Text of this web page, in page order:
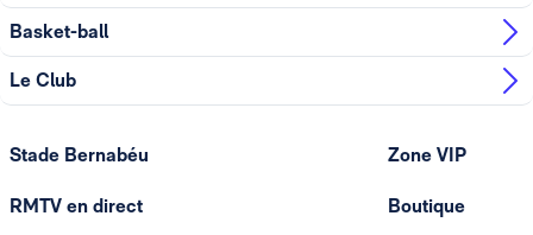
Basket-ball
Le Club
Stade Bernabéu
RMTV en direct
Zone VIP
Boutique